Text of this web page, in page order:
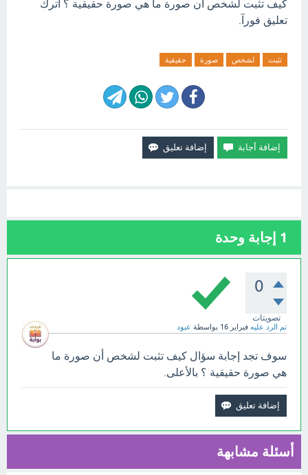
كيف تثبت لشخص أن صورة ما هي صورة حقيقية ؟ اترك
تعليق فورآ.
تثبت لشخص صورة حقيقية
1 إجابة وحدة
0
تصويتات
تم الرد عليه فبراير 16 بواسطة عبود
سوف تجد إجابة سؤال كيف تثبت لشخص أن صورة ما
هي صورة حقيقية ؟ بالأعلى.
أسئلة مشابهة